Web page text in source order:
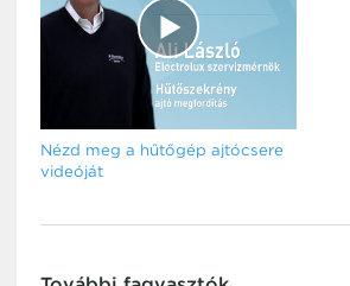
Nézd meg a hűtőgép ajtócsere
videóját